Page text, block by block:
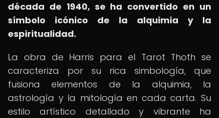
década de 1940, se ha convertido en un
símbolo icónico de la alquimia y la
espiritualidad.
La obra de Harris para el Tarot Thoth se
caracteriza por su rica simbología, que
fusiona elementos de la alquimia, la
astrología y la mitología en cada carta. Su
estilo artístico detallado y vibrante ha